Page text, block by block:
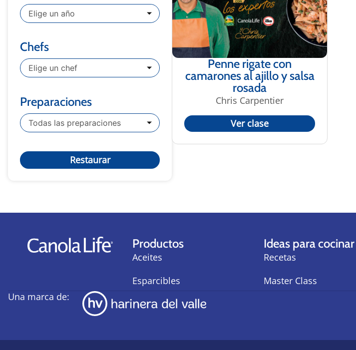
Elige un año
Chefs
Elige un chef
Preparaciones
Todas las preparaciones
Restaurar
Penne rigate con
camarones al ajillo y salsa
rosada
Chris Carpentier
Ver clase
Productos
Aceites
Esparcibles
Ideas para cocinar
Recetas
Master Class
Una marca de: